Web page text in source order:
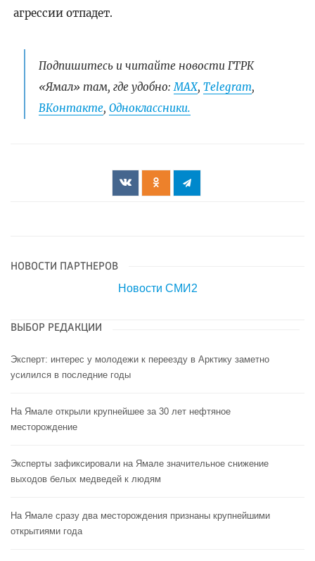
агрессии отпадет.
Подпишитесь и читайте новости ГТРК
«Ямал» там, где удобно:МАХ, Telegram,
ВКонтакте, Одноклассники.
НОВОСТИ ПАРТНЕРОВ
Новости СМИ2
ВЫБОР РЕДАКЦИИ
Эксперт: интерес у молодежи к переезду в Арктику заметно
усилился в последние годы
На Ямале открыли крупнейшее за 30 лет нефтяное
месторождение
Эксперты зафиксировали на Ямале значительное снижение
выходов белых медведей к людям
На Ямале сразу два месторождения признаны крупнейшими
открытиями года